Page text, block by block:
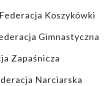
Koszykówki
Gimnastyczna
Zapaśnicza
Narciarska